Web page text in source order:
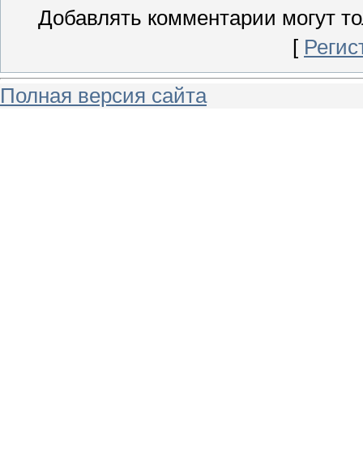
Добавлять комментарии могут
[
Полная версия сайта